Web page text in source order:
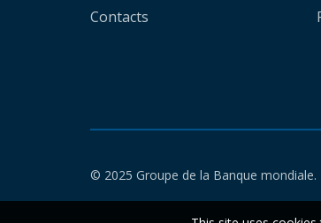
Contacts
© 2025 Groupe de la Banque